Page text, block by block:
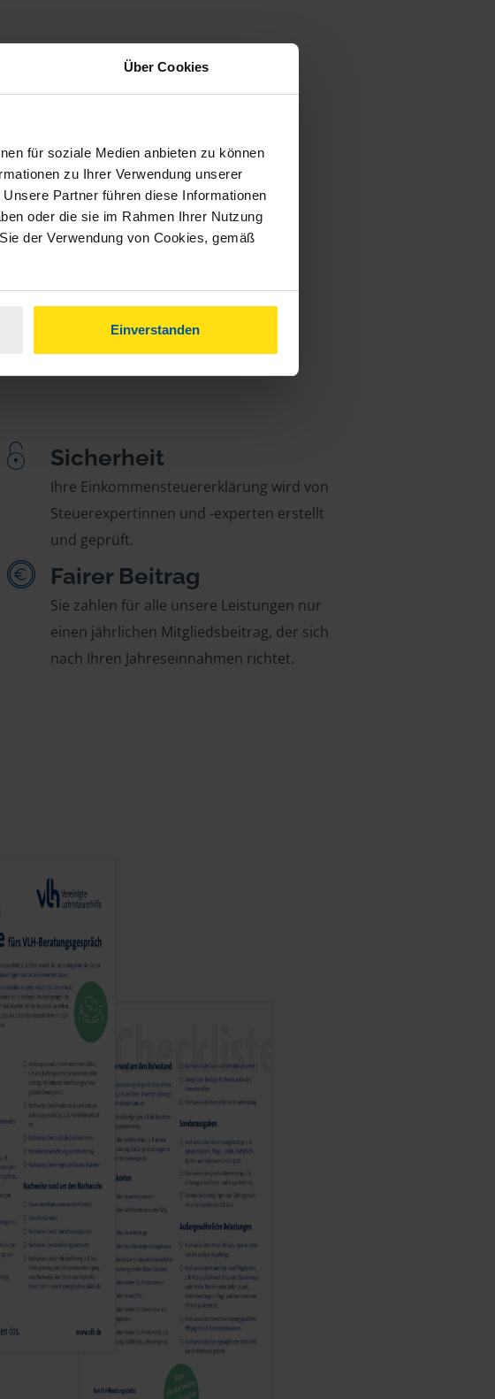
Über Cookies
für soziale Medien anbieten zu können
zu Ihrer Verwendung unserer
Partner führen diese Informationen
oder die sie im Rahmen Ihrer Nutzung
der Verwendung von Cookies, gemäß
Einverstanden
Sicherheit
Ihre Einkommensteuererklärung wird von
Steuerexpertinnen und -experten erstellt
und geprüft.
Fairer Beitrag
Sie zahlen für alle unsere Leistungen nur
einen jährlichen Mitgliedsbeitrag, der sich
nach Ihren Jahreseinnahmen richtet.